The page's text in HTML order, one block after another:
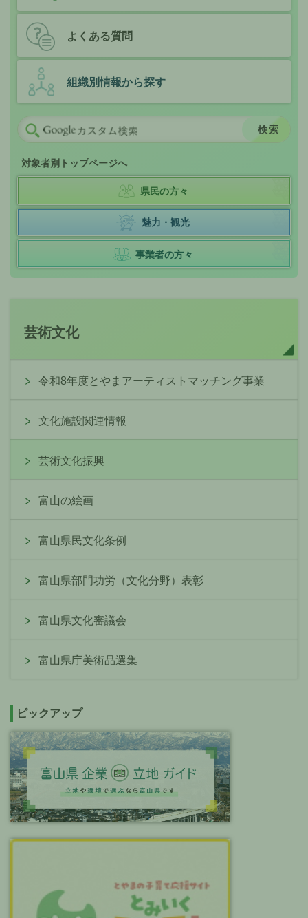
よくある質問
組織別情報から探す
対象者別トップページへ
県民の方々
魅力・観光
事業者の方々
芸術文化
令和8年度とやまアーティストマッチング事業
文化施設関連情報
芸術文化振興
富山の絵画
富山県民文化条例
富山県部門功労（文化分野）表彰
富山県文化審議会
富山県庁美術品選集
ピックアップ